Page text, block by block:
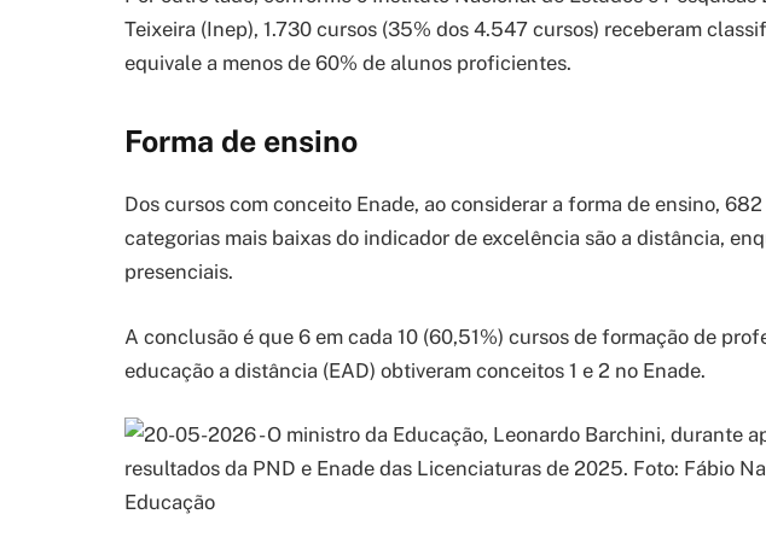
Teixeira (Inep), 1.730 cursos (35% dos 4.547 cursos) receberam
equivale a menos de 60% de alunos proficientes.
Forma de ensino
Dos cursos com conceito Enade, ao considerar a forma de ensino,
categorias mais baixas do indicador de excelência são a distância,
presenciais.
A conclusão é que 6 em cada 10 (60,51%) cursos de formação de
educação a distância (EAD) obtiveram conceitos 1 e 2 no Enade.